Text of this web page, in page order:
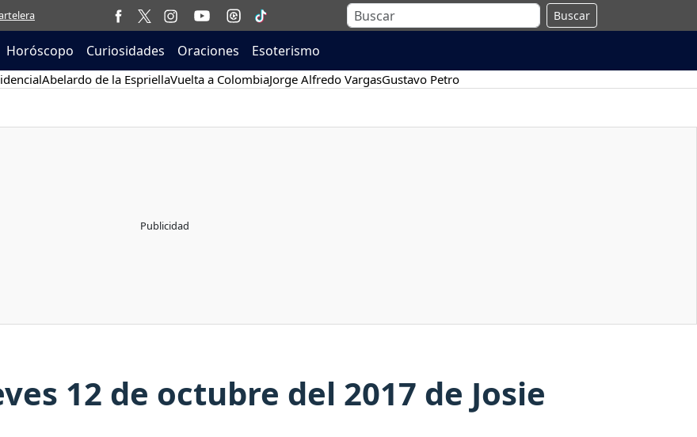
Buscar
Horóscopo Curiosidades Oraciones Esoterismo
Abelardo de la EspriellaVuelta a ColombiaJorge Alfredo VargasGustavo Petro
12 de octubre del 2017 de Josie